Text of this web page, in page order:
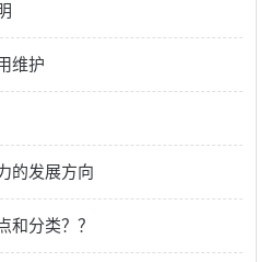
维护
的发展方向
和分类？？